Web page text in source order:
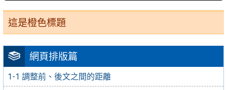
網頁排版篇
1-1 調整前、後文之間的距離
這是橙色標題